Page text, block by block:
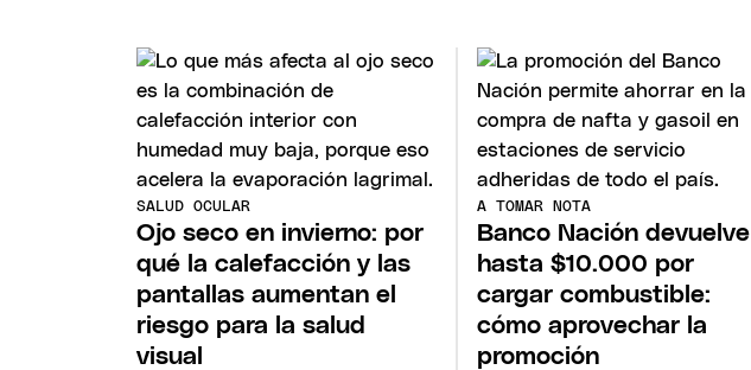
SALUD OCULAR
Ojo seco en invierno: por
qué la calefacción y las
pantallas aumentan el
riesgo para la salud
visual
A TOMAR NOTA
Banco Nación devuelve
hasta $10.000 por
cargar combustible:
cómo aprovechar la
promoción